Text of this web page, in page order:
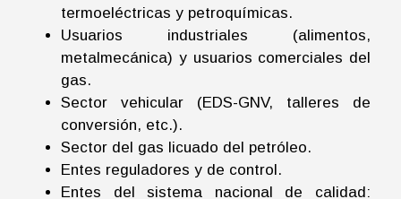
termoeléctricas y petroquímicas.
Usuarios industriales (alimentos,
metalmecánica) y usuarios comerciales del
gas.
Sector vehicular (EDS-GNV, talleres de
conversión, etc.).
Sector del gas licuado del petróleo.
Entes reguladores y de control.
Entes del sistema nacional de calidad: